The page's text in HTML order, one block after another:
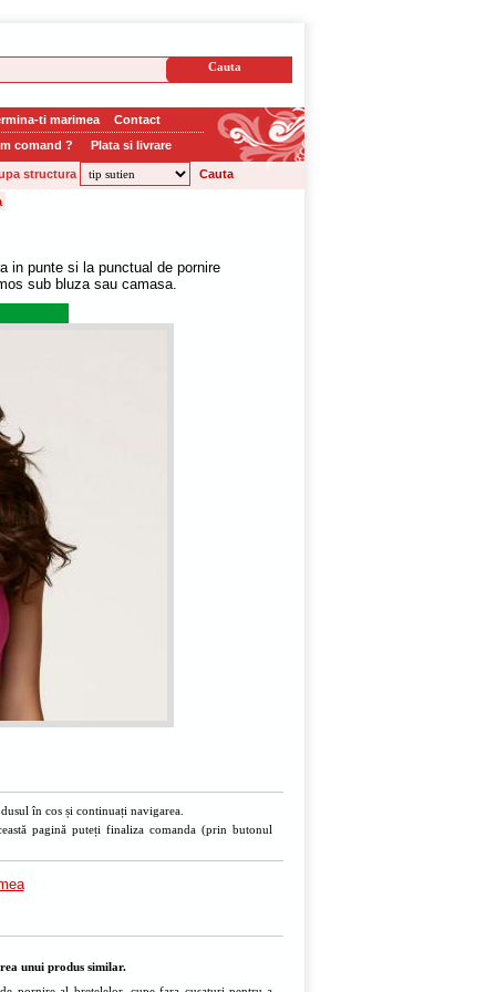
ti marimea
Contact
comand ?
Plata si livrare
structura
in punte si la punctual de pornire
sub bluza sau camasa.
în cos și continuați navigarea.
pagină puteți finaliza comanda (prin butonul
unui produs similar.